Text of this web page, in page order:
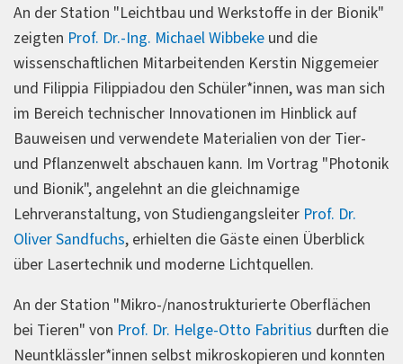
An der Station "Leichtbau und Werkstoffe in der Bionik"
zeigten Prof. Dr.-Ing. Michael Wibbeke und die
wissenschaftlichen Mitarbeitenden Kerstin Niggemeier
und Filippia Filippiadou den Schüler*innen, was man sich
im Bereich technischer Innovationen im Hinblick auf
Bauweisen und verwendete Materialien von der Tier-
und Pflanzenwelt abschauen kann. Im Vortrag "Photonik
und Bionik", angelehnt an die gleichnamige
Lehrveranstaltung, von Studiengangsleiter Prof. Dr.
Oliver Sandfuchs, erhielten die Gäste einen Überblick
über Lasertechnik und moderne Lichtquellen.
An der Station "Mikro-/nanostrukturierte Oberflächen
bei Tieren" von Prof. Dr. Helge-Otto Fabritius durften die
Neuntklässler*innen selbst mikroskopieren und konnten